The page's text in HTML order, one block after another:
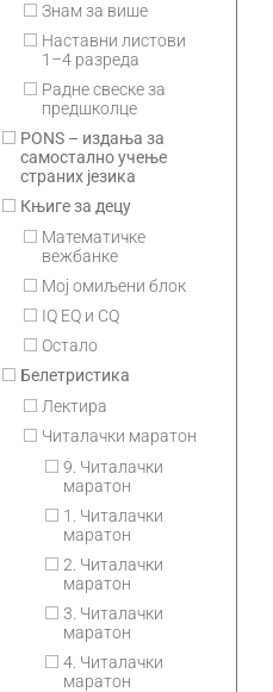
Знам за више
Наставни листови
1–4 разреда
Радне свеске за
предшколце
PONS – издања за
самостално учење
страних језика
Књиге за децу
Математичке
вежбанке
Мој омиљени блок
IQ EQ и CQ
Остало
Белетристика
Лектира
Читалачки маратон
9. Читалачки
маратон
1. Читалачки
маратон
2. Читалачки
маратон
3. Читалачки
маратон
4. Читалачки
маратон